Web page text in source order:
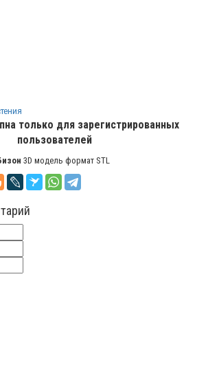
только для зарегистрированных
пользователей
3D модель формат STL